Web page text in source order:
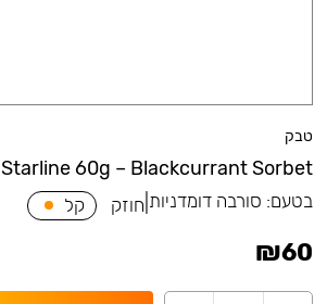
טבק
Starline 60g – Blackcurrant Sorbet
בטעם: סורבה דומדניות חוזק קל
₪60